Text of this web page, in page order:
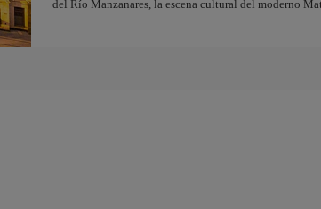
del Río Manzanares, la escena cultural del moderno